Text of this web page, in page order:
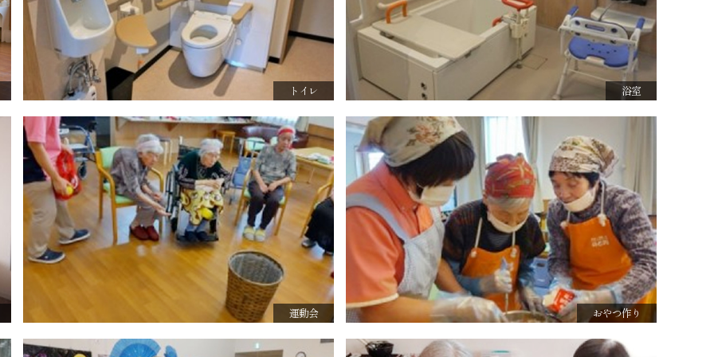
トイレ 浴室
運動会 おやつ作り